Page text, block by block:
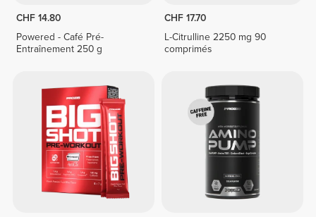
CHF 14.80
Powered - Café Pré-
Entraînement 250 g
CHF 17.70
L-Citrulline 2250 mg 90
comprimés